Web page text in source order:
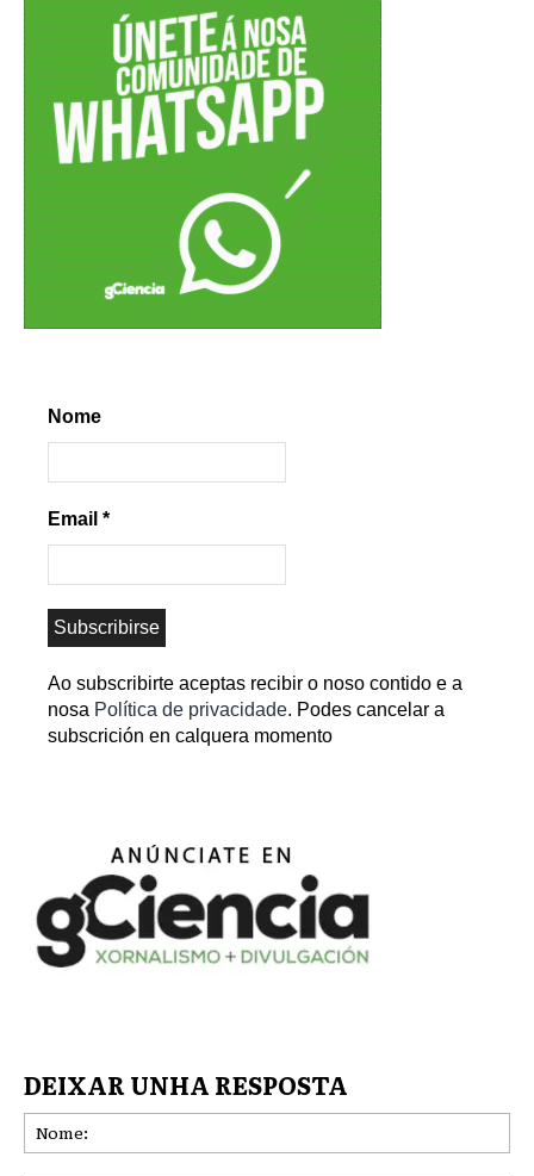
Nome
Email *
Ao subscribirte aceptas recibir o noso contido e a
nosa Política de privacidade. Podes cancelar a
subscrición en calquera momento
DEIXAR UNHA RESPOSTA